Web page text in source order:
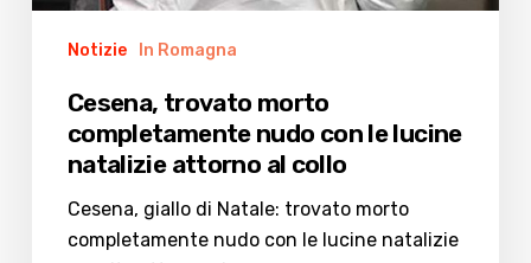
attorno
Notizie In Romagna
Cesena, trovato morto
completamente nudo con le lucine
natalizie attorno al collo
Cesena, giallo di Natale: trovato morto
completamente nudo con le lucine natalizie